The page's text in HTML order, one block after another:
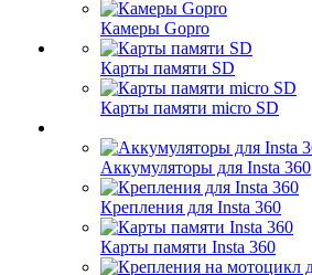
Камеры Gopro
Карты памяти SD
Карты памяти micro SD
Аккумуляторы для Insta 360
Крепления для Insta 360
Карты памяти Insta 360